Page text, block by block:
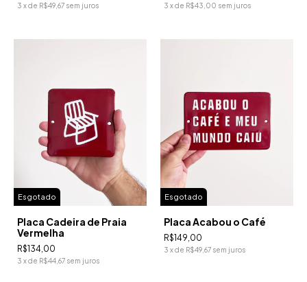
3 xde R$49,67 sem juros 3 xde R$43,00 sem juros
Esgotado
Placa Cadeira de Praia
Vermelha
R$134,00
3 xde R$44,67 sem juros
Esgotado
Placa Acabou o Café
R$149,00
3 xde R$49,67 sem juros